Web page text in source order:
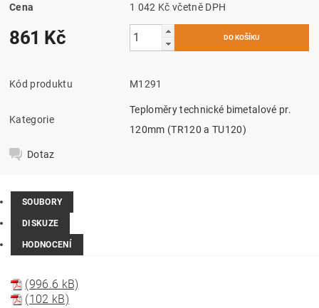
Cena 1 042 Kč včetně DPH
861 Kč
Kód produktu M1291
Kategorie
Teploměry technické bimetalové pr.
120mm (TR120 a TU120)
Dotaz
SOUBORY
DISKUZE
HODNOCENÍ
(996.6 kB)
(102 kB)